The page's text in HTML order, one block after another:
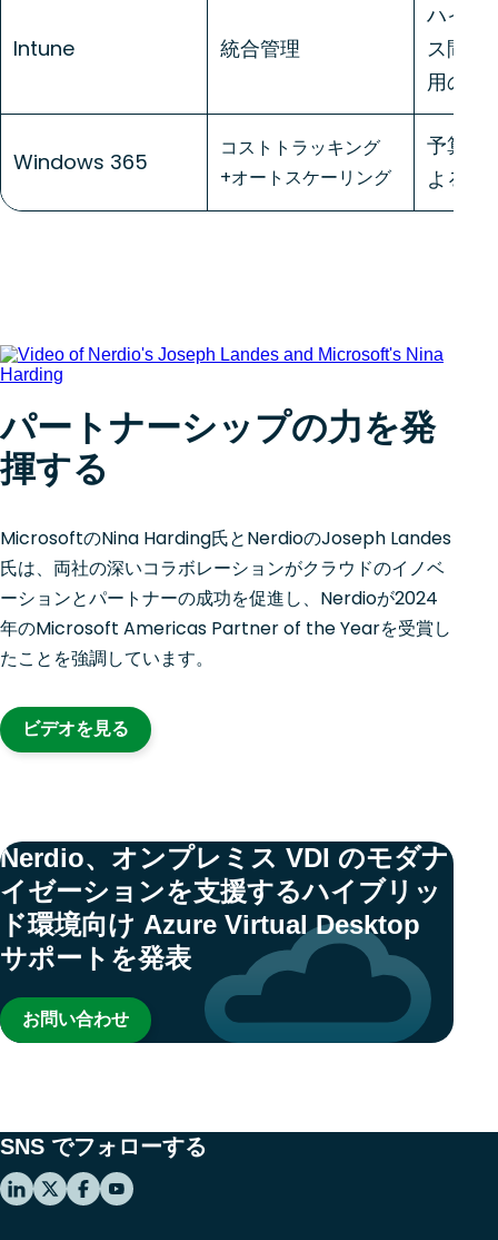
Intune 統合管理
ハイブ
ス間で
用の合
Windows 365
コストトラッキング
+オートスケーリング
予算ガ
よる管
パートナーシップの力を発
揮する
MicrosoftのNina Harding氏とNerdioのJoseph Landes
氏は、両社の深いコラボレーションがクラウドのイノベ
ーションとパートナーの成功を促進し、Nerdioが2024
年のMicrosoft Americas Partner of the Yearを受賞し
たことを強調しています。
ビデオを見る
Nerdio、オンプレミス VDI のモダナ
イゼーションを支援するハイブリッ
ド環境向け Azure Virtual Desktop
サポートを発表
お問い合わせ
SNS でフォローする